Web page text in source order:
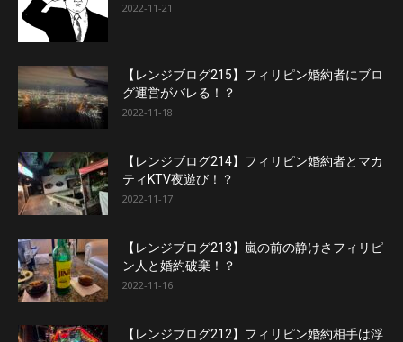
2022-11-21
【レンジブログ215】フィリピン婚約者にブロ
グ運営がバレる！？
2022-11-18
【レンジブログ214】フィリピン婚約者とマカ
ティKTV夜遊び！？
2022-11-17
【レンジブログ213】嵐の前の静けさフィリピ
ン人と婚約破棄！？
2022-11-16
【レンジブログ212】フィリピン婚約相手は浮